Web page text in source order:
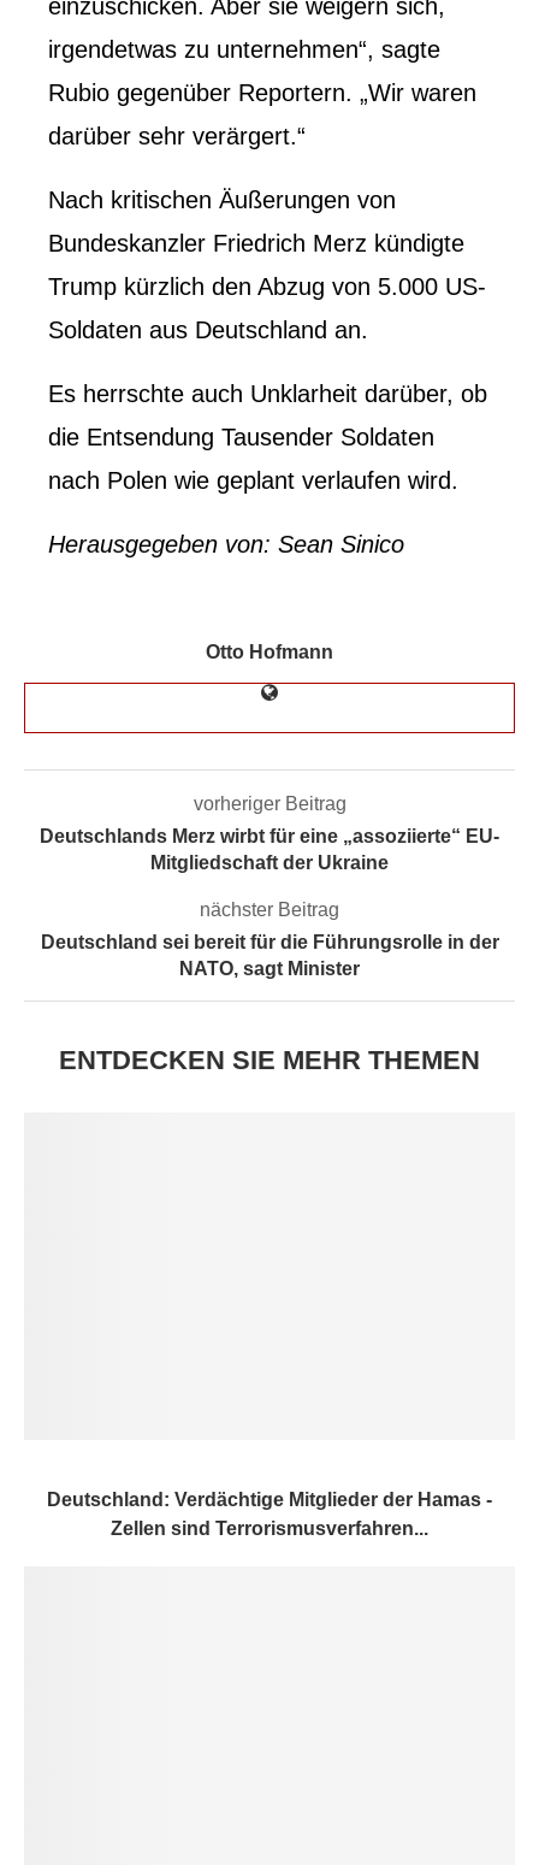
einzuschicken. Aber sie weigern sich,
irgendetwas zu unternehmen“, sagte
Rubio gegenüber Reportern. „Wir waren
darüber sehr verärgert.“
Nach kritischen Äußerungen von
Bundeskanzler Friedrich Merz kündigte
Trump kürzlich den Abzug von 5.000 US-
Soldaten aus Deutschland an.
Es herrschte auch Unklarheit darüber, ob
die Entsendung Tausender Soldaten
nach Polen wie geplant verlaufen wird.
Herausgegeben von: Sean Sinico
Otto Hofmann
vorheriger Beitrag
Deutschlands Merz wirbt für eine „assoziierte“ EU-
Mitgliedschaft der Ukraine
nächster Beitrag
Deutschland sei bereit für die Führungsrolle in der
NATO, sagt Minister
ENTDECKEN SIE MEHR THEMEN
Deutschland: Verdächtige Mitglieder der Hamas -
Zellen sind Terrorismusverfahren...